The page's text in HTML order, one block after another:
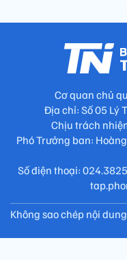
Cơ quan chủ
Địa chỉ: Số 05 Lý
Chịu trách
Phó Trưởng ban:
Số điện thoại:
Không sao chép nội